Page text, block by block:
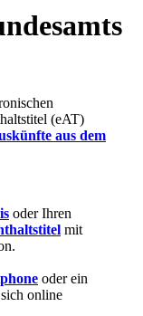
(eAT)
aus dem
oder Ihren
mit
oder ein
online